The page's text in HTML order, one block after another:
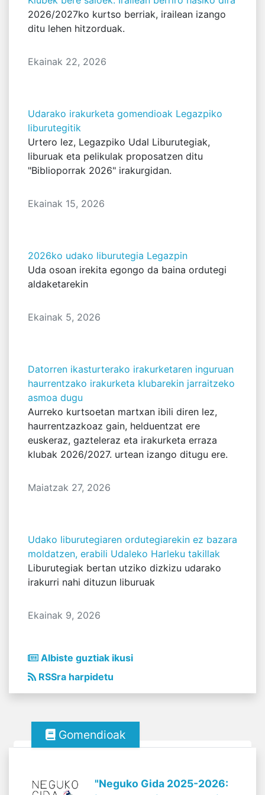
2026/2027ko kurtso berriak, irailean izango
ditu lehen hitzorduak.
Ekainak 22, 2026
Udarako irakurketa gomendioak Legazpiko
liburutegitik
Urtero lez, Legazpiko Udal Liburutegiak,
liburuak eta pelikulak proposatzen ditu
"Biblioporrak 2026" irakurgidan.
Ekainak 15, 2026
2026ko udako liburutegia Legazpin
Uda osoan irekita egongo da baina ordutegi
aldaketarekin
Ekainak 5, 2026
Datorren ikasturterako irakurketaren inguruan
haurrentzako irakurketa klubarekin jarraitzeko
asmoa dugu
Aurreko kurtsoetan martxan ibili diren lez,
haurrentzazkoaz gain, helduentzat ere
euskeraz, gazteleraz eta irakurketa erraza
klubak 2026/2027. urtean izango ditugu ere.
Maiatzak 27, 2026
Udako liburutegiaren ordutegiarekin ez bazara
moldatzen, erabili Udaleko Harleku takillak
Liburutegiak bertan utziko dizkizu udarako
irakurri nahi dituzun liburuak
Ekainak 9, 2026
Albiste guztiak ikusi
RSSra harpidetu
Gomendioak
"Neguko Gida 2025-2026: